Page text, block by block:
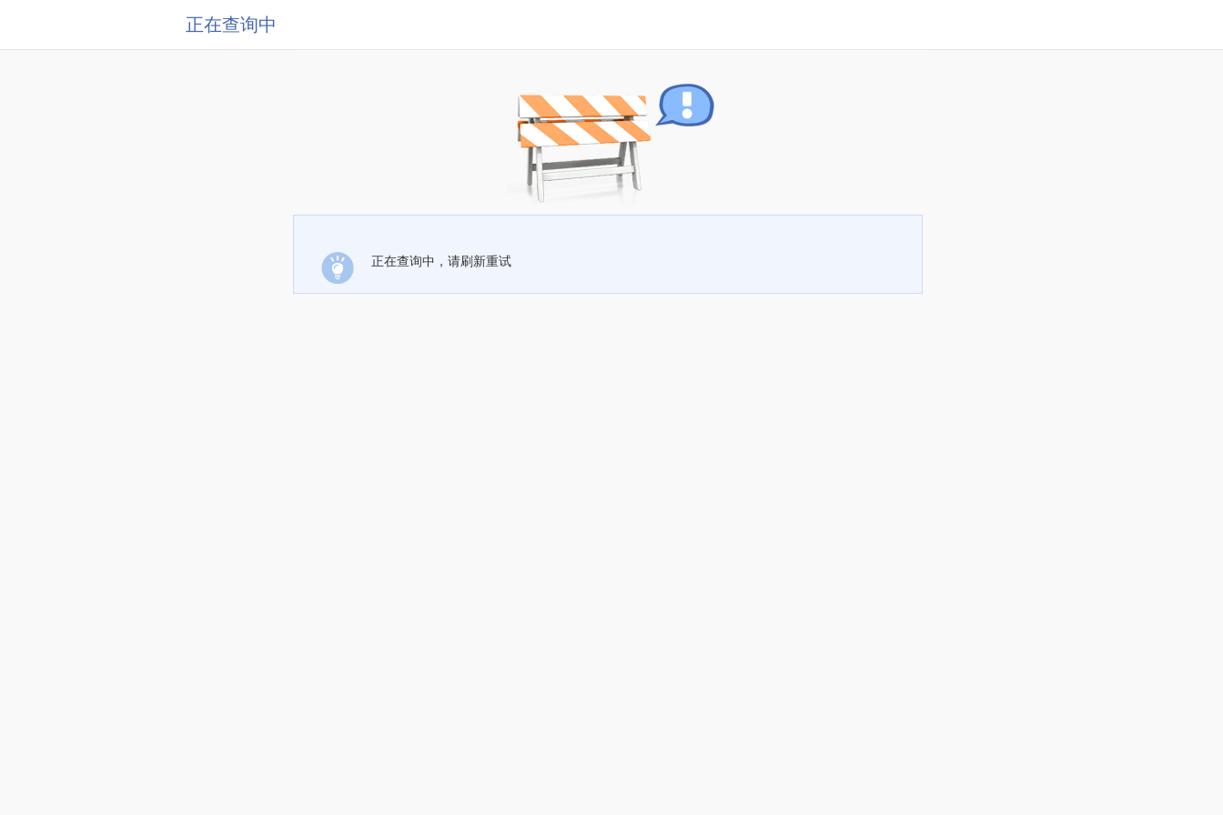
正在查询中
正在查询中，请刷新重试